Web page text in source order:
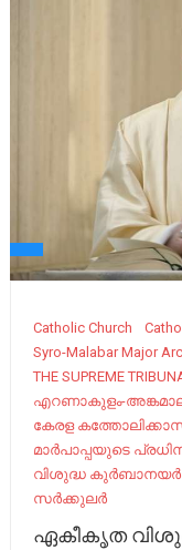
Catholic Church
Syro-Malabar Major
THE SUPREME
എറണാകുളം-
കേരള
മാർപാപ്പയുടെ
വിശുദ്ധ
സർക്കുലർ
ഏകീകൃത